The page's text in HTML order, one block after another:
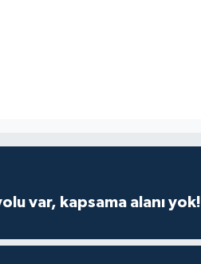
var, kapsama alanı yok!